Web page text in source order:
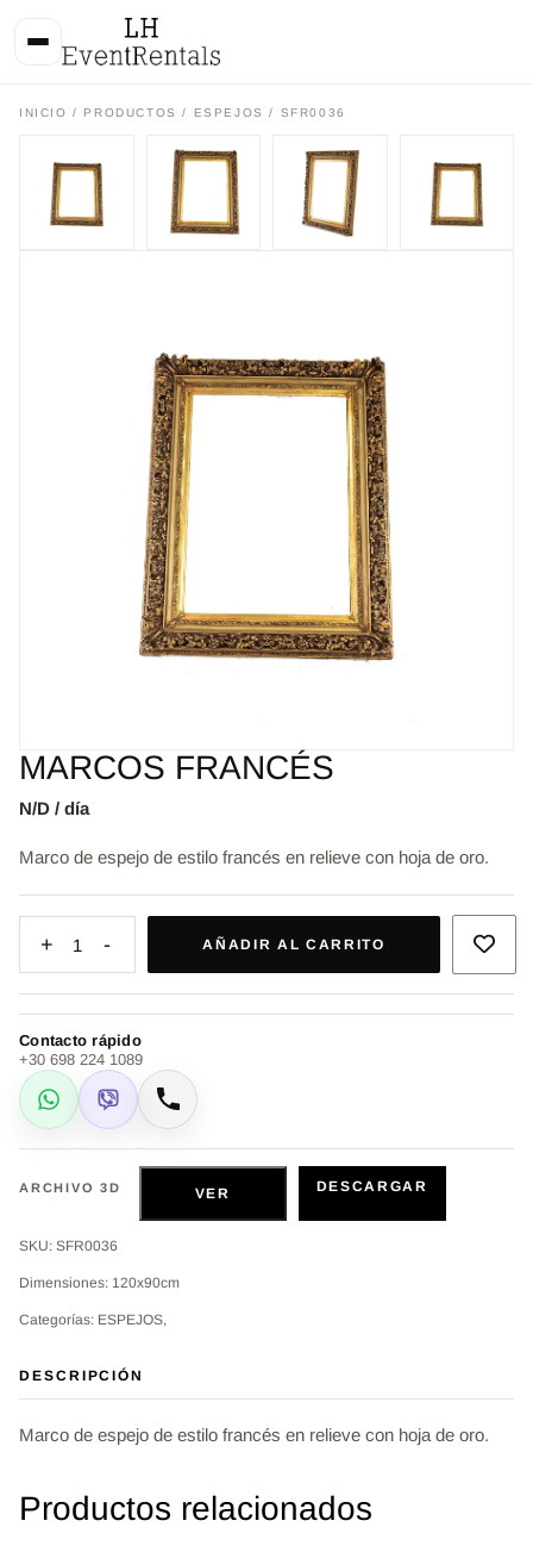
INICIO / PRODUCTOS/ ESPEJOS / SFR0036
MARCOS FRANCÉS
N/D / día
Marco de espejo de estilo francés en relieve con hoja de oro.
+ 1 - AÑADIR AL CARRITO
Contacto rápido
+30 698 224 1089
WhatsApp
Viber Llamar
ARCHIVO 3D VER DESCARGAR
SKU: SFR0036
Dimensiones: 120x90cm
Categorías: ESPEJOS,
DESCRIPCIÓN
Marco de espejo de estilo francés en relieve con hoja de oro.
Productos relacionados